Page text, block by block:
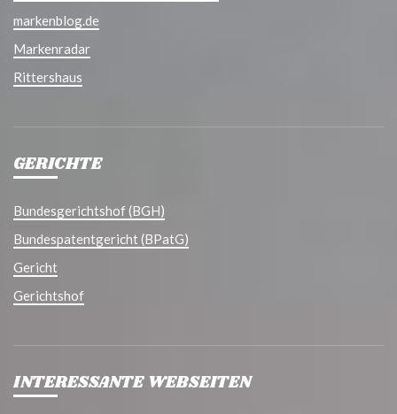
markenblog.de
Markenradar
Rittershaus
GERICHTE
Bundesgerichtshof (BGH)
Bundespatentgericht (BPatG)
Gericht
Gerichtshof
INTERESSANTE WEBSEITEN